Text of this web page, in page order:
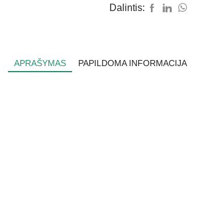
Dalintis:
APRAŠYMAS PAPILDOMA INFORMACIJA